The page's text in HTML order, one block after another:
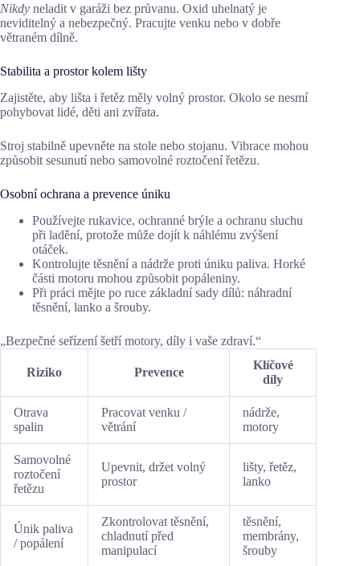
Nikdy neladit v garáži bez průvanu. Oxid uhelnatý je
neviditelný a nebezpečný. Pracujte venku nebo v dobře
větraném dílně.
Stabilita a prostor kolem lišty
Zajistěte, aby lišta i řetěz měly volný prostor. Okolo se nesmí
pohybovat lidé, děti ani zvířata.
Stroj stabilně upevněte na stole nebo stojanu. Vibrace mohou
způsobit sesunutí nebo samovolné roztočení řetězu.
Osobní ochrana a prevence úniku
Používejte rukavice, ochranné brýle a ochranu sluchu
při ladění, protože může dojít k náhlému zvýšení
otáček.
Kontrolujte těsnění a nádrže proti úniku paliva. Horké
části motoru mohou způsobit popáleniny.
Při práci mějte po ruce základní sady dílů: náhradní
těsnění, lanko a šrouby.
„Bezpečné seřízení šetří motory, díly i vaše zdraví.“
Riziko Prevence
Klíčové
díly
Otrava
spalin
Pracovat venku /
větrání
nádrže,
motory
Samovolné
roztočení
řetězu
Upevnit, držet volný
prostor
lišty, řetěz,
lanko
Únik paliva
/ popálení
Zkontrolovat těsnění,
chladnutí před
manipulací
těsnění,
membrány,
šrouby